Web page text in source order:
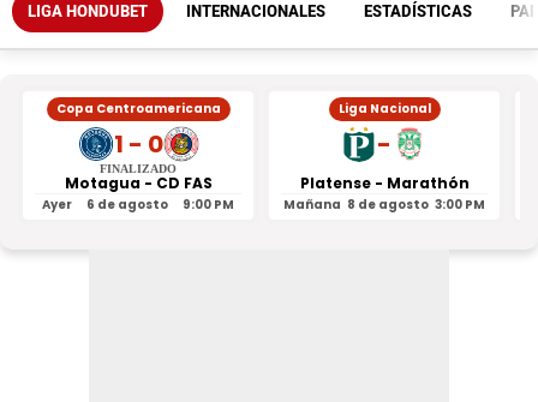
LIGA HONDUBET INTERNACIONALES ESTADÍSTICAS
Copa Centroamericana
1 - 0
FINALIZADO
Motagua - CD FAS
Ayer 6 de agosto 9:00 PM
Liga Nacional
-
Platense - Marathón
Mañana 8 de agosto 3:00 PM